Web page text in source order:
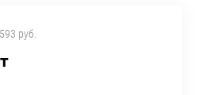
593 руб.